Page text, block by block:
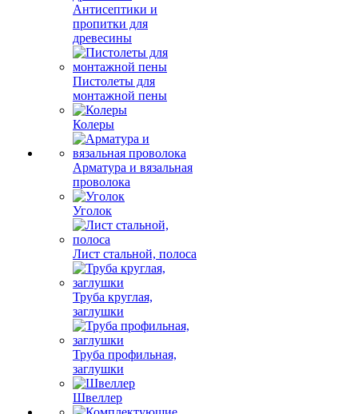
Антисептики и
пропитки для
древесины
Пистолеты для
монтажной пены
Колеры
Арматура и вязальная
проволока
Уголок
Лист стальной, полоса
Труба круглая,
заглушки
Труба профильная,
заглушки
Швеллер